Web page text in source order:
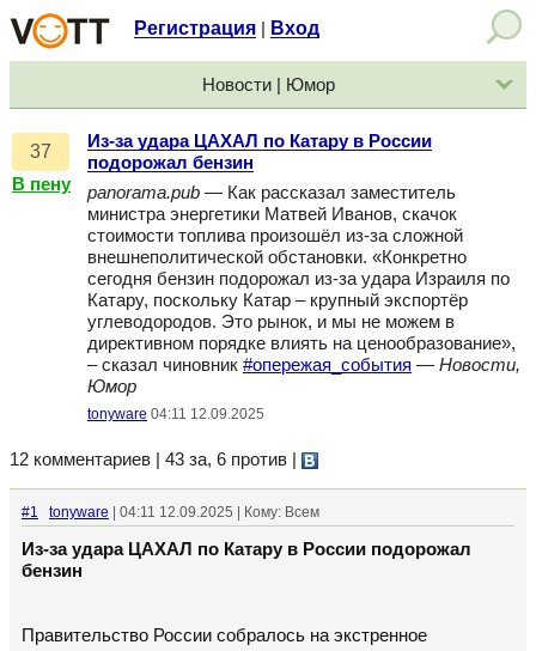
Регистрация Вход
Новости | Юмор
37
В пену
Из-за удара ЦАХАЛ по Катару в России
подорожал бензин
panorama.pub — Как рассказал заместитель
министра энергетики Матвей Иванов, скачок
стоимости топлива произошёл из-за сложной
внешнеполитической обстановки. «Конкретно
сегодня бензин подорожал из-за удара Израиля по
Катару, поскольку Катар – крупный экспортёр
углеводородов. Это рынок, и мы не можем в
директивном порядке влиять на ценообразование»,
– сказал чиновник #опережая_события — Новости,
Юмор
tonyware 04:11 12.09.2025
12 комментариев | 43 за, 6 против
#1 tonyware | 04:11 12.09.2025 | Кому: Всем
Из-за удара ЦАХАЛ по Катару в России подорожал
бензин
Правительство России собралось на экстренное